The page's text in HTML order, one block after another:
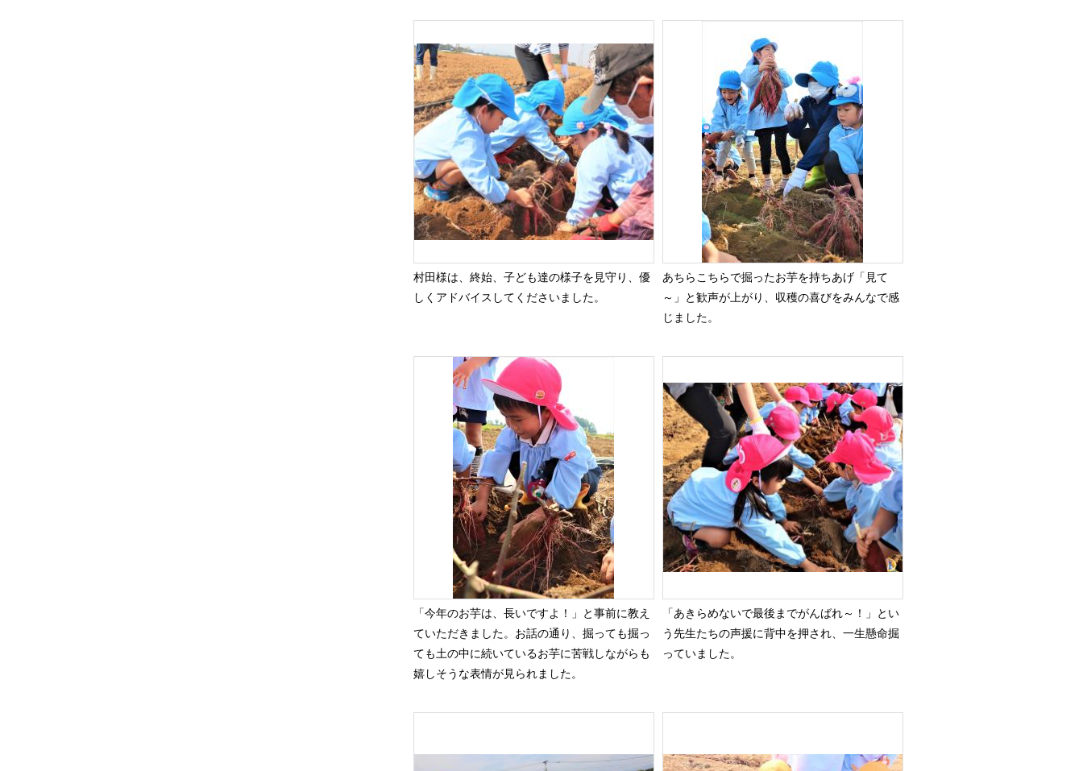
村田様は、終始、子ども達の様子を見守り、優
しくアドバイスしてくださいました。
あちらこちらで掘ったお芋を持ちあげ「見て
～」と歓声が上がり、収穫の喜びをみんなで感
じました。
「今年のお芋は、長いですよ！」と事前に教え
ていただきました。お話の通り、掘っても掘っ
ても土の中に続いているお芋に苦戦しながらも
嬉しそうな表情が見られました。
「あきらめないで最後までがんばれ～！」とい
う先生たちの声援に背中を押され、一生懸命掘
っていました。